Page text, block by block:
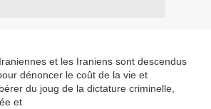
et les Iraniens sont descendus
dénoncer le coût de la vie et
du joug de la dictature criminelle,
et